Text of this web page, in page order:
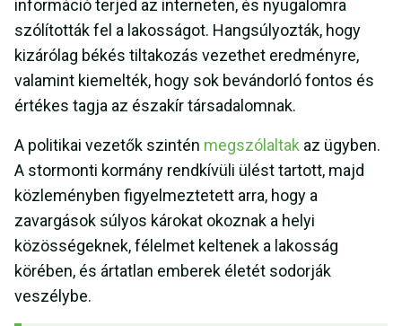
információ terjed az interneten, és nyugalomra
szólították fel a lakosságot. Hangsúlyozták, hogy
kizárólag békés tiltakozás vezethet eredményre,
valamint kiemelték, hogy sok bevándorló fontos és
értékes tagja az északír társadalomnak.
A politikai vezetők szintén megszólaltak az ügyben.
A stormonti kormány rendkívüli ülést tartott, majd
közleményben figyelmeztetett arra, hogy a
zavargások súlyos károkat okoznak a helyi
közösségeknek, félelmet keltenek a lakosság
körében, és ártatlan emberek életét sodorják
veszélybe.